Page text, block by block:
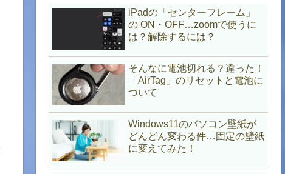
iPadの「センターフレーム」
の ON・OFF…zoomで使うに
は？解除するには？
そんなに電池切れる？違った！
「AirTag」のリセットと電池に
ついて
Windows11のパソコン壁紙が
どんどん変わる件…固定の壁紙
に変えてみた！